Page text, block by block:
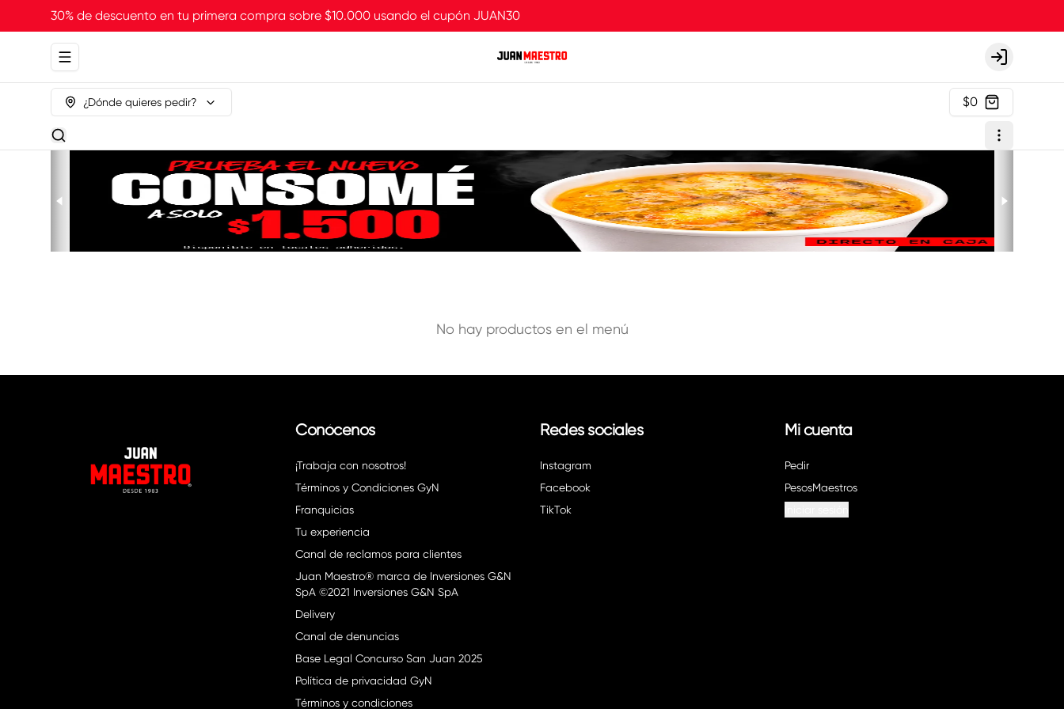
30% de descuento en tu primera compra sobre $10.000 usando el cupón JUAN30
Abrir menu de navegación Login
¿Dónde quieres pedir? $0
No hay productos en el menú
Conócenos
¡Trabaja con nosotros!
Términos y Condiciones GyN
Franquicias
Tu experiencia
Canal de reclamos para clientes
Juan Maestro® marca de Inversiones G&N
SpA ©2021 Inversiones G&N SpA
Delivery
Canal de denuncias
Base Legal Concurso San Juan 2025
Política de privacidad GyN
Términos y condiciones
Redes sociales
Instagram
Facebook
TikTok
Mi cuenta
Pedir
PesosMaestros